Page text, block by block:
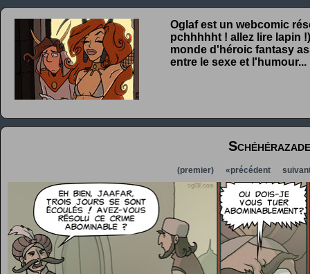
Oglaf est un webcomic
pchhhhht ! allez lire lapin
monde d'héroic fantasy
entre le sexe et l'humour...
(premier) «précédent